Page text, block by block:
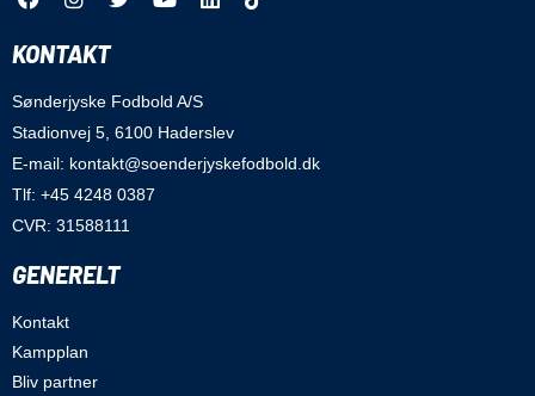
KONTAKT
Sønderjyske Fodbold A/S
Stadionvej 5, 6100 Haderslev
E-mail: kontakt@soenderjyskefodbold.dk
Tlf: +45 4248 0387
CVR: 31588111
GENERELT
Kontakt
Kampplan
Bliv partner